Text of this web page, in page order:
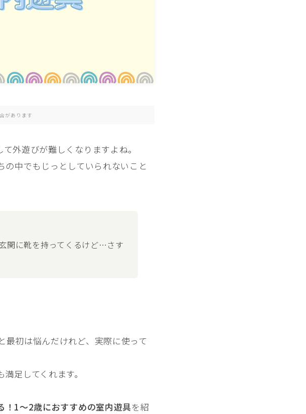
があります
外遊びが難しくなりますよね。
中でもじっとしていられないこと
関に靴を持ってくるけど…さす
初は悩んだけれど、実際に使って
足してくれます。
！1〜2歳におすすめの室内遊具を紹